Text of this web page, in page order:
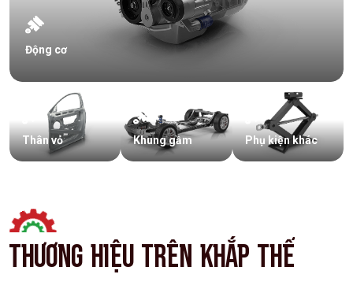
Động cơ
Thân vỏ Khung gầm Phụ kiện khác
THƯƠNGHIỆUTRÊN KHẮP THẾ